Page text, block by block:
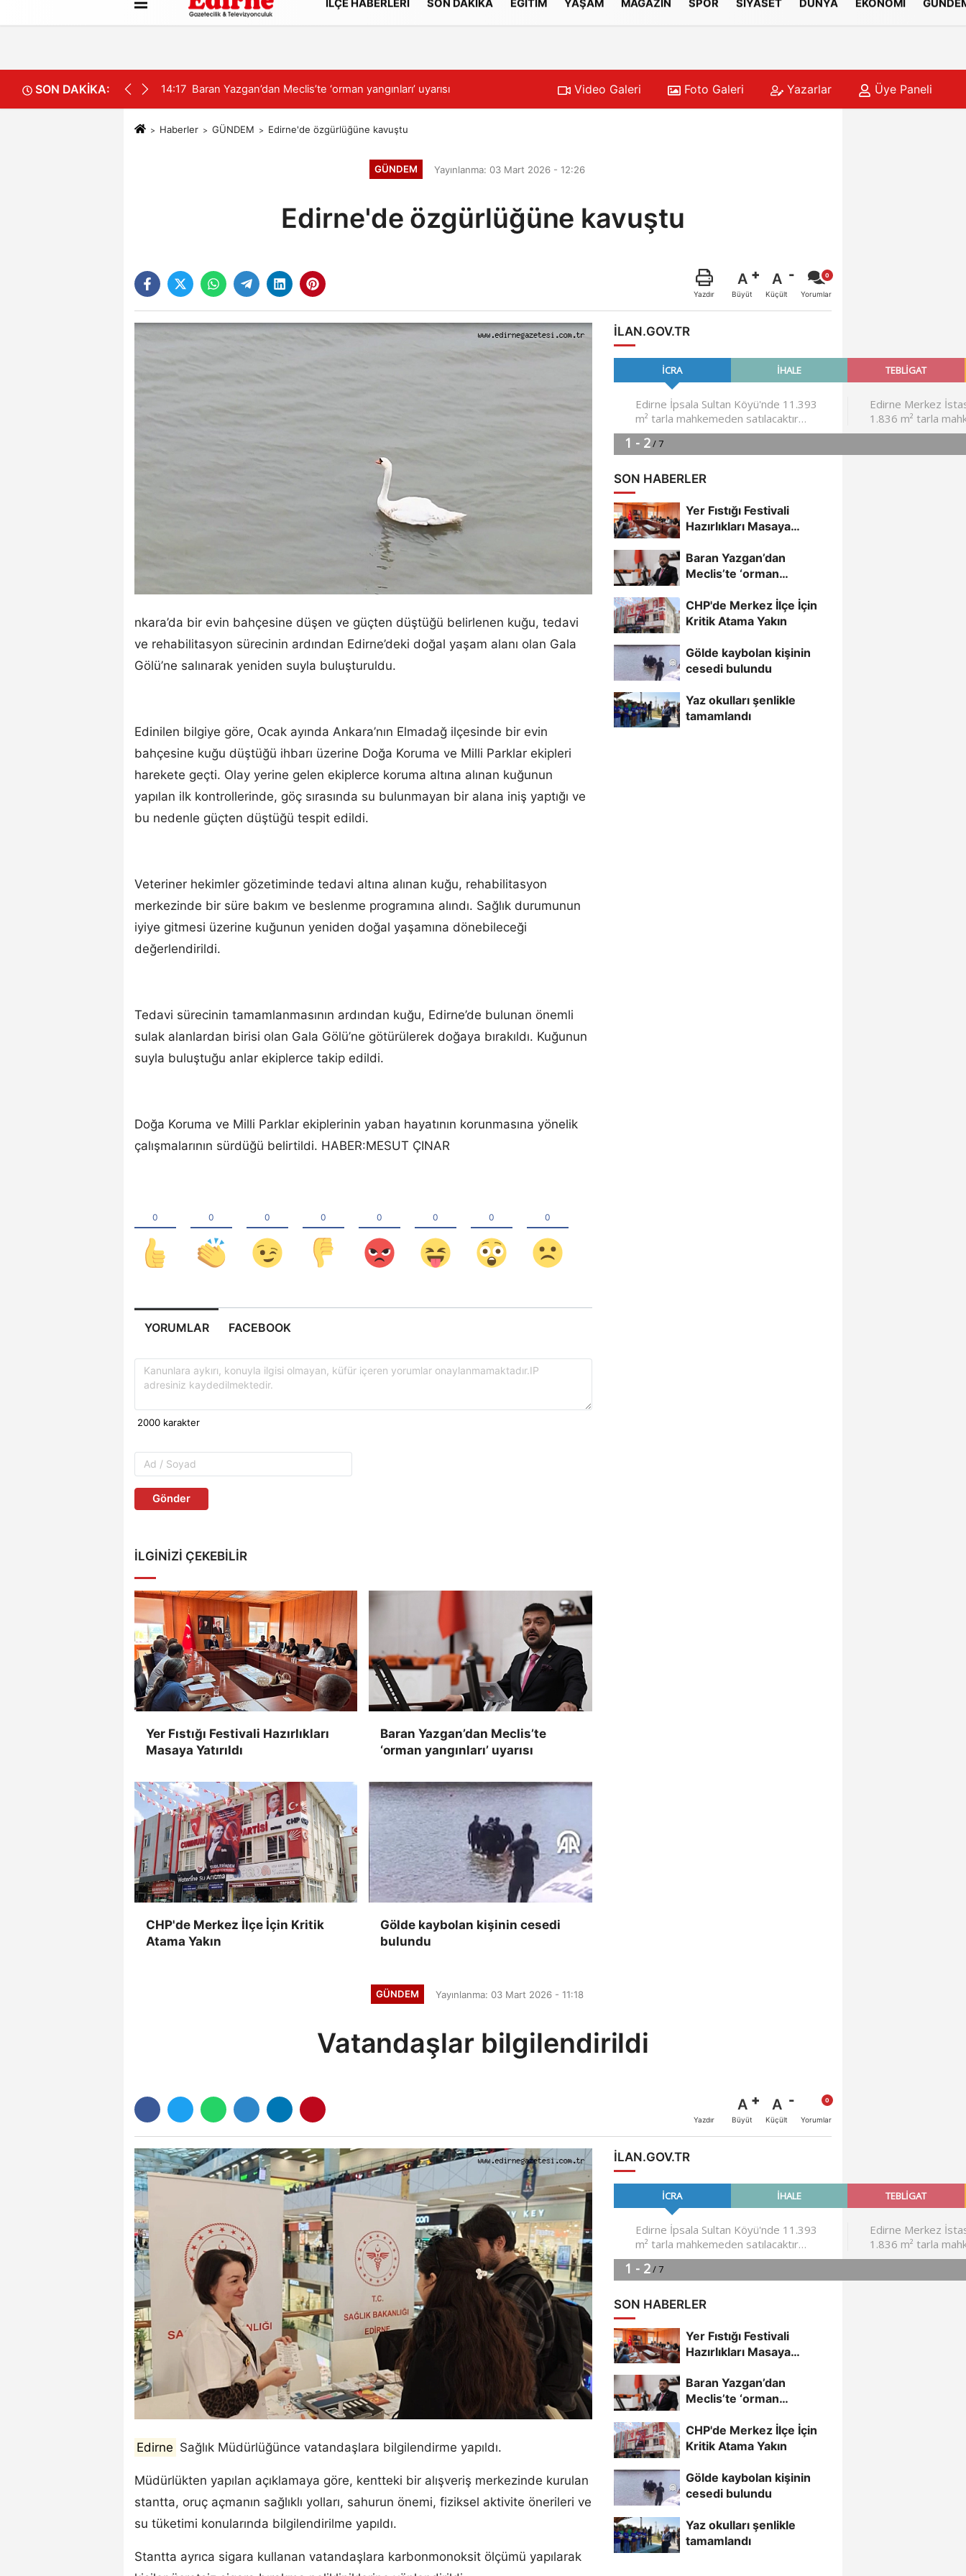
İletişim Çerez Politikası Gizlilik İlkeleri
İLÇE HABERLERİ SON DAKİKA EĞİTİM YAŞAM MAGAZİN SPOR SİYASET DÜNYA EKONOMİ
SON DAKİKA:
uyarısı 14:13 CHP'de Merkez İlçe İçin Kritik Atama Yakın 14:06 Gölde kaybolan kişinin cesedi bulundu 14:02
Video Galeri Foto Galeri Yazarlar Üye Paneli
Haberler GÜNDEM Edirne'de özgürlüğüne kavuştu
GÜNDEM Yayınlanma: 03 Mart 2026 - 12:26
Edirne'de özgürlüğüne kavuştu
Yazdır
A
Büyüt
A
Küçült Yorumlar
nkara’da bir evin bahçesine düşen ve güçten düştüğü belirlenen kuğu, tedavi
ve rehabilitasyon sürecinin ardından Edirne’deki doğal yaşam alanı olan Gala
Gölü’ne salınarak yeniden suyla buluşturuldu.
Edinilen bilgiye göre, Ocak ayında Ankara’nın Elmadağ ilçesinde bir evin
bahçesine kuğu düştüğü ihbarı üzerine Doğa Koruma ve Milli Parklar ekipleri
harekete geçti. Olay yerine gelen ekiplerce koruma altına alınan kuğunun
yapılan ilk kontrollerinde, göç sırasında su bulunmayan bir alana iniş yaptığı ve
bu nedenle güçten düştüğü tespit edildi.
Veteriner hekimler gözetiminde tedavi altına alınan kuğu, rehabilitasyon
merkezinde bir süre bakım ve beslenme programına alındı. Sağlık durumunun
iyiye gitmesi üzerine kuğunun yeniden doğal yaşamına dönebileceği
değerlendirildi.
Tedavi sürecinin tamamlanmasının ardından kuğu, Edirne’de bulunan önemli
sulak alanlardan birisi olan Gala Gölü’ne götürülerek doğaya bırakıldı. Kuğunun
suyla buluştuğu anlar ekiplerce takip edildi.
Doğa Koruma ve Milli Parklar ekiplerinin yaban hayatının korunmasına yönelik
çalışmalarının sürdüğü belirtildi. HABER:MESUT ÇINAR
YORUMLAR FACEBOOK
Gönder
İLGINIZI ÇEKEBILIR
Yer Fıstığı Festivali Hazırlıkları
Masaya Yatırıldı
Baran Yazgan’dan Meclis’te
‘orman yangınları’ uyarısı
CHP'de Merkez İlçe İçin Kritik
Atama Yakın
Gölde kaybolan kişinin cesedi
bulundu
ILAN.GOV.TR
SON HABERLER
Yer Fıstığı Festivali
Hazırlıkları Masaya
Baran Yazgan’dan
Meclis’te ‘orman
CHP'de Merkez İlçe İçin
Kritik Atama Yakın
Gölde kaybolan kişinin
cesedi bulundu
Yaz okulları şenlikle
tamamlandı
GÜNDEM Yayınlanma: 03 Mart 2026 - 11:18
Vatandaşlar bilgilendirildi
Yazdır
A
Büyüt
A
Küçült Yorumlar
Edirne Sağlık Müdürlüğünce vatandaşlara bilgilendirme yapıldı.
Müdürlükten yapılan açıklamaya göre, kentteki bir alışveriş merkezinde kurulan
stantta, oruç açmanın sağlıklı yolları, sahurun önemi, fiziksel aktivite önerileri ve
su tüketimi konularında bilgilendirilme yapıldı.
Stantta ayrıca sigara kullanan vatandaşlara karbonmonoksit ölçümü yapılarak
ILAN.GOV.TR
SON HABERLER
Yer Fıstığı Festivali
Hazırlıkları Masaya
Baran Yazgan’dan
Meclis’te ‘orman
CHP'de Merkez İlçe İçin
Kritik Atama Yakın
Gölde kaybolan kişinin
cesedi bulundu
Yaz okulları şenlikle
tamamlandı